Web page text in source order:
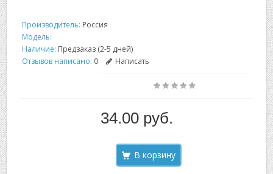
Производитель: Россия
Модель:
Наличие: Предзаказ (2-5 дней)
Отзывов написано: 0 Написать
34.00 руб.